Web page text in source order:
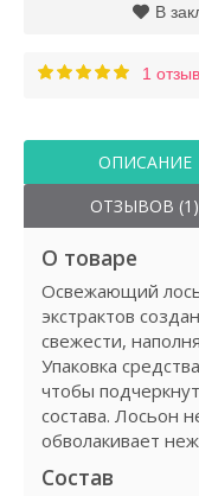
В
1
ОПИСАНИЕ
ОТЗЫВОВ (1)
О товаре
Освежающий
экстрактов
свежести,
Упаковка
чтобы
состава. Лосьон
обволакивает
Состав